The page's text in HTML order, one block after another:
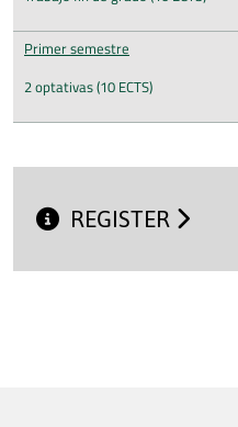
Primer semestre
2 optativas (10 ECTS)
REGISTER